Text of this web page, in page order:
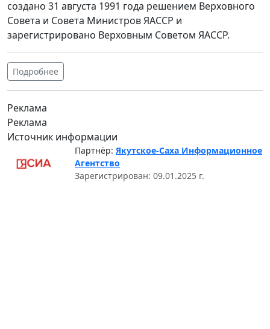
создано 31 августа 1991 года решением Верховного
Совета и Совета Министров ЯАССР и
зарегистрировано Верховным Советом ЯАССР.
Подробнее
Реклама
Реклама
Источник информации
Партнёр: Якутское-Саха Информационное
Агентство
Зарегистрирован: 09.01.2025 г.